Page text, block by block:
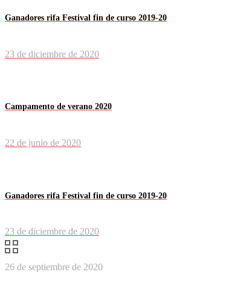
Ganadores rifa Festival fin de curso 2019-20
23 de diciembre de 2020
Campamento de verano 2020
22 de junio de 2020
Ganadores rifa Festival fin de curso 2019-20
23 de diciembre de 2020
26 de septiembre de 2020